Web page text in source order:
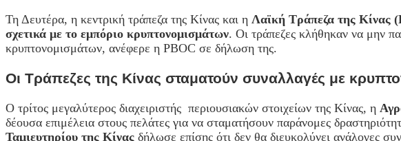
Τη Δευτέρα, η κεντρική τράπεζα της Κίνας και η Λαϊκή Τράπεζα της Κίνας
σχετικά με το εμπόριο κρυπτονομισμάτων. Οι τράπεζες κλήθηκαν να μην
κρυπτονομισμάτων, ανέφερε η PBOC σε δήλωση της.
Οι Τράπεζες της Κίνας σταματούν συναλλαγές με
Ο τρίτος μεγαλύτερος διαχειριστής περιουσιακών στοιχείων της Κίνας, η
δέουσα επιμέλεια στους πελάτες για να σταματήσουν παράνομες
Ταμιευτηρίου της Κίνας δήλωσε επίσης ότι δεν θα διευκολύνει ανάλογες